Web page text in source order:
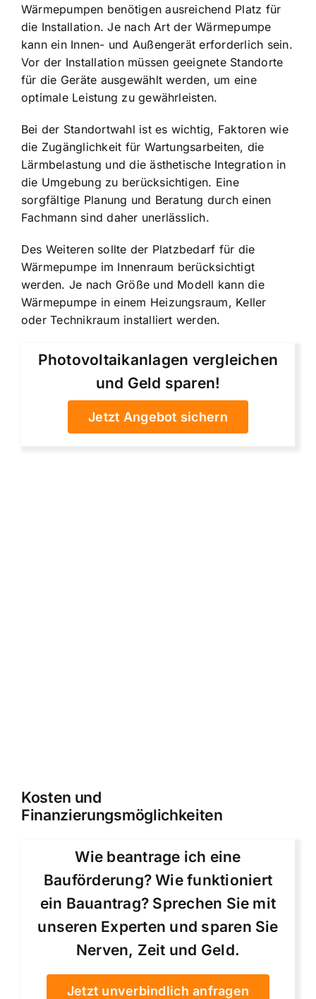
Wärmepumpen benötigen ausreichend Platz für
die Installation. Je nach Art der Wärmepumpe
kann ein Innen- und Außengerät erforderlich sein.
Vor der Installation müssen geeignete Standorte
für die Geräte ausgewählt werden, um eine
optimale Leistung zu gewährleisten.
Bei der Standortwahl ist es wichtig, Faktoren wie
die Zugänglichkeit für Wartungsarbeiten, die
Lärmbelastung und die ästhetische Integration in
die Umgebung zu berücksichtigen. Eine
sorgfältige Planung und Beratung durch einen
Fachmann sind daher unerlässlich.
Des Weiteren sollte der Platzbedarf für die
Wärmepumpe im Innenraum berücksichtigt
werden. Je nach Größe und Modell kann die
Wärmepumpe in einem Heizungsraum, Keller
oder Technikraum installiert werden.
Photovoltaikanlagen vergleichen
und Geld sparen!
Jetzt Angebot sichern
Kosten und
Finanzierungsmöglichkeiten
Wie beantrage ich eine
Bauförderung? Wie funktioniert
ein Bauantrag? Sprechen Sie mit
unseren Experten und sparen Sie
Nerven, Zeit und Geld.
Jetzt unverbindlich anfragen